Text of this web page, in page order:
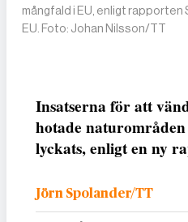
mångfald i EU, enligt
EU. Foto: Johan Nilsson/TT
Insatserna för att
hotade
lyckats, enligt en ny
Jörn Spolander/TT